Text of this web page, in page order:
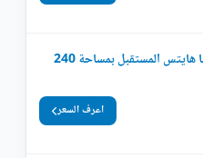
أحصل على فيلا في مارينا هايتس المستقبل بمساحة 240
اعرف السعر